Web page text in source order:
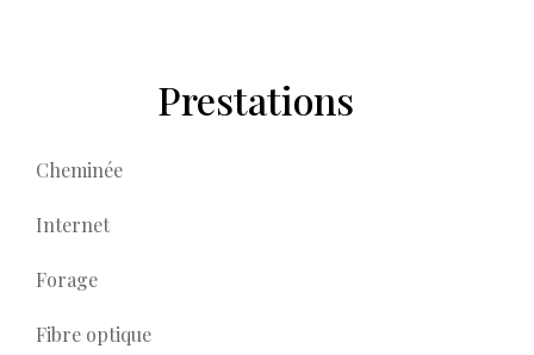
Prestations
Cheminée
Internet
Forage
Fibre optique